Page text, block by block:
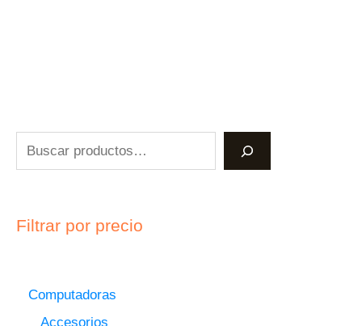
Filtrar por precio
Computadoras
Accesorios